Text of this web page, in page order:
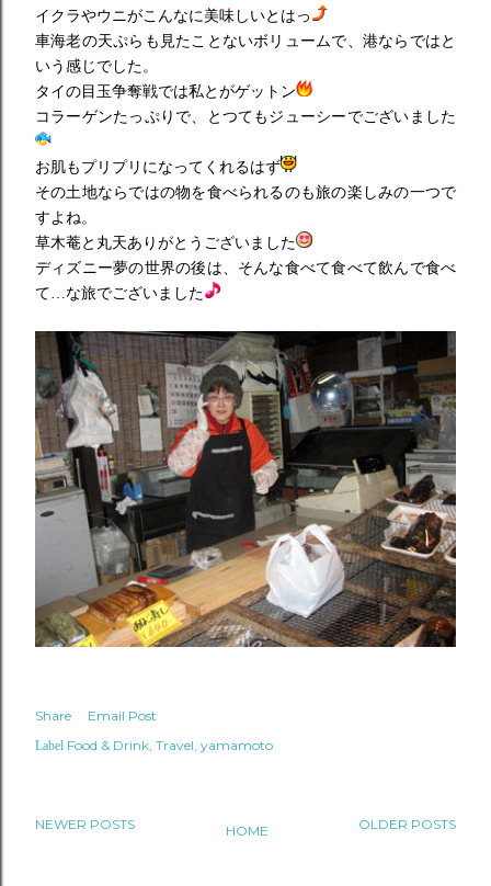
イクラやウニがこんなに美味しいとはっ
車海老の天ぷらも見たことないボリュームで、港ならではと
いう感じでした。
タイの目玉争奪戦では私とがゲットン
コラーゲンたっぷりで、とつてもジューシーでございました
お肌もプリプリになってくれるはず
その土地ならではの物を食べられるのも旅の楽しみの一つで
すよね。
草木菴と丸天ありがとうございました
ディズニー夢の世界の後は、そんな食べて食べて飲んで食べ
て…な旅でございました
Share Email Post
Label Food & Drink Travel yamamoto
NEWER POSTS OLDER POSTS
HOME